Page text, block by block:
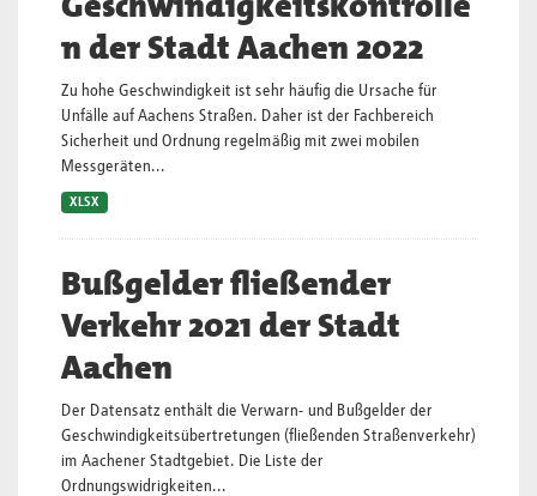
n der Stadt Aachen 2022
Zu hohe Geschwindigkeit ist sehr häufig die Ursache für
Unfälle auf Aachens Straßen. Daher ist der Fachbereich
Sicherheit und Ordnung regelmäßig mit zwei mobilen
Messgeräten...
XLSX
Bußgelder fließender
Verkehr 2021 der Stadt
Aachen
Der Datensatz enthält die Verwarn- und Bußgelder der
Geschwindigkeitsübertretungen (fließenden Straßenverkehr)
im Aachener Stadtgebiet. Die Liste der
Ordnungswidrigkeiten...